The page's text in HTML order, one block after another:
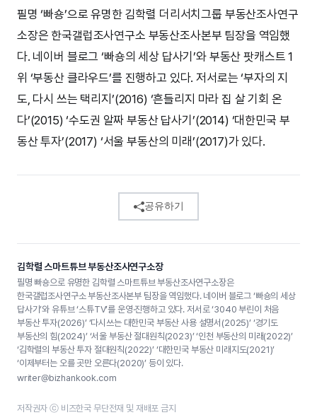
필명 ‘빠숑’으로 유명한 김학렬 더리서치그룹 부동산조사연구
소장은 한국갤럽조사연구소 부동산조사본부 팀장을 역임했
다. 네이버 블로그 ‘빠숑의 세상 답사기’와 부동산 팟캐스트 1
위 ‘부동산 클라우드’를 진행하고 있다. 저서로는 ‘부자의 지
도, 다시 쓰는 택리지’(2016) ‘흔들리지 마라 집 살 기회 온
다’(2015) ‘수도권 알짜 부동산 답사기’(2014) ‘대한민국 부
동산 투자’(2017) ‘서울 부동산의 미래’(2017)가 있다.
공유하기
김학렬 스마트튜브 부동산조사연구소장
필명 빠숑으로 유명한 김학렬 스마트튜브 부동산조사연구소장은
한국갤럽조사연구소 부동산조사본부 팀장을 역임했다. 네이버 블로그 ‘빠숑의 세상
답사기’와 유튜브 ‘스튜TV’를 운영·진행하고 있다. 저서로 ‘3040 부린이 처음
부동산 투자(2026)’ ‘다시쓰는 대한민국 부동산 사용 설명서(2025)’ ‘경기도
부동산의 힘(2024)’ ‘서울 부동산 절대원칙(2023)’ ‘인천 부동산의 미래(2022)’
‘김학렬의 부동산 투자 절대원칙(2022)’ ‘대한민국 부동산 미래지도(2021)’
‘이제부터는 오를 곳만 오른다(2020)’ 등이 있다.
writer@bizhankook.com
저작권자 ⓒ 비즈한국 무단전재 및 재배포 금지